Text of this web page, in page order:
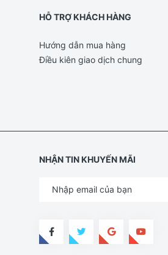
HỖ TRỢ KHÁCH HÀNG
Hướng dẫn mua hàng
Điều kiên giao dịch chung
NHẬN TIN KHUYẾN MÃI